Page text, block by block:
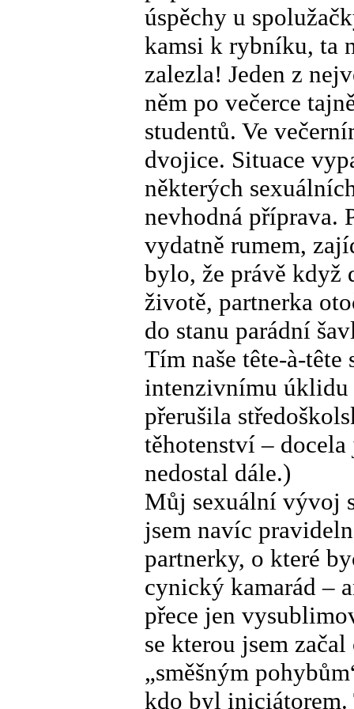
úspěchy u
kamsi k rybníku, ta
zalezla! Jeden z
něm po večerce
studentů. Ve
dvojice. Situace
některých
nevhodná příprava.
vydatně rumem,
bylo, že právě když
životě, partnerka
do stanu parádní
Tím naše tête-à-
intenzivnímu úklidu
přerušila
těhotenství –
nedostal dále.)
Můj sexuální vývoj
jsem navíc
partnerky, o které
cynický kamarád –
přece jen
se kterou jsem
„směšným
kdo byl iniciátorem.